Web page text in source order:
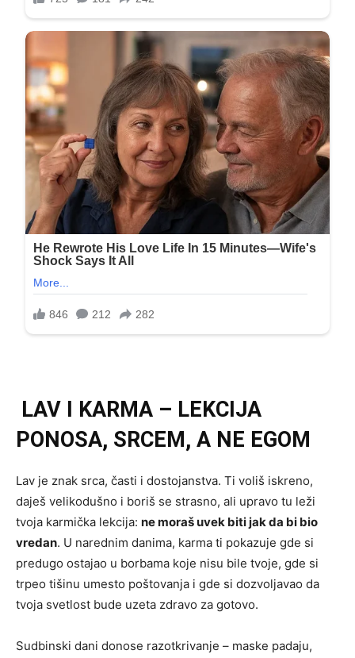
LAV I KARMA – LEKCIJA
PONOSA, SRCEM, A NE EGOM
Lav je znak srca, časti i dostojanstva. Ti voliš iskreno,
daješ velikodušno i boriš se strasno, ali upravo tu leži
tvoja karmička lekcija: ne moraš uvek biti jak da bi bio
vredan. U narednim danima, karma ti pokazuje gde si
predugo ostajao u borbama koje nisu bile tvoje, gde si
trpeo tišinu umesto poštovanja i gde si dozvoljavao da
tvoja svetlost bude uzeta zdravo za gotovo.
Sudbinski dani donose razotkrivanje – maske padaju,